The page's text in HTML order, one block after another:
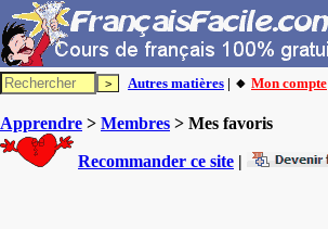
Autres matières | 🔸 Mon compte
Apprendre > Membres > Mes favoris
Recommander ce site |